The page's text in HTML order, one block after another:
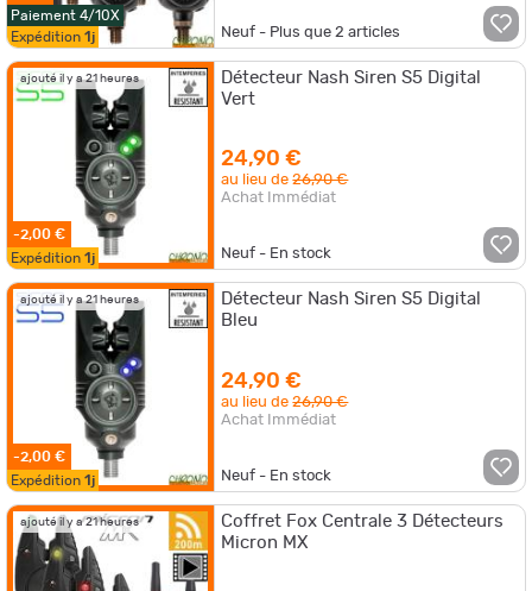
Paiement 4/10X
Expédition 1j Neuf - Plus que2 articles
ajouté il y a 21 heures
-2,00 €
Expédition 1j
Détecteur Nash Siren S5 Digital
Vert
24,90 €
au lieu de26,90 €
Achat Immédiat
Neuf - En stock
ajouté il y a 21 heures
-2,00 €
Expédition 1j
Détecteur Nash Siren S5 Digital
Bleu
24,90 €
au lieu de26,90 €
Achat Immédiat
Neuf - En stock
ajouté il y a 21 heures
Coffret Fox Centrale 3 Détecteurs
Micron MX